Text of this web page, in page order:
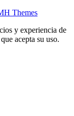
Themes
y experiencia de
acepta su uso.